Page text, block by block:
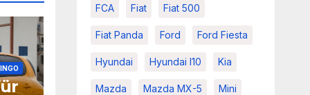
FCA Fiat Fiat 500
Fiat Panda Ford Ford Fiesta
Hyundai Hyundai I10 Kia
Mazda Mazda MX-5 Mini